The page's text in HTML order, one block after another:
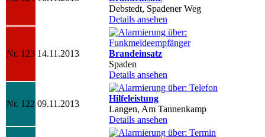
Debstedt, Spadener Weg
Details ansehen
Nr. 123 14.11.2013
Brandeinsatz
Spaden
Details ansehen
Nr. 122 09.11.2013
Hilfeleistung
Langen, Am Tannenkamp
Details ansehen